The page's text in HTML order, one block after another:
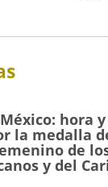
hora
la medalla
de
y del